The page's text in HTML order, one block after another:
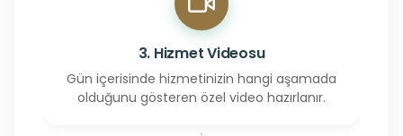
3. Hizmet Videosu
Gün içerisinde hizmetinizin hangi aşamada
olduğunu gösteren özel video hazırlanır.